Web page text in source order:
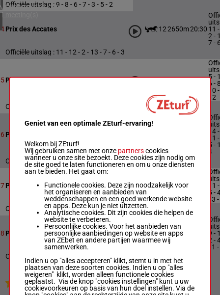
VERENIGDE STATEN
4 meeting(s)
Officiële uitslag : 9 - 8 - 6 - 7 - 3 - 5 - 2
4Prix des Accates 122650m20:30 11
2 -
7 -
Officiële uitslag : 11 - 12 - 2 - 13 - 7 - 6 - 3
5Prix de Joinville 132650m20:575 -
6 -
10
12
Officiële uitslag : 5 - 11 - 6 - 8 - 10 - 2 - 12
6 Prix d'Endoume
14
11
5 -
4
Officiële uitslag : 14 - 10 - 11 - 16 - 5 - 15 - 4
7Prix de Belcodène 12 2650m
11
5 -
- 3
Officiële uitslag : 11 - 10 - 5 - 4 - 1 - 3 - 6
8 Prix de l'Eure 10 2650m
9 -
2 -
- 1
Officiële uitslag : 9 - 10 - 2 - 4 - 6 - 1 - 8
Jouw favoriete paarden
Geniet van een optimale ZEturf-ervaring!
Welkom bij ZEturf!
Wij gebruiken samen met onze partnerscookies
wanneer u onze site bezoekt. Deze cookies zijn nodig om
de site goed te laten functioneren en om u onze diensten
aan te bieden. Het gaat om:
Functionele cookies. Deze zijn noodzakelijk voor
het organiseren en aanbieden van
weddenschappen en een goed werkende website
en apps. Deze kun je niet uitzetten.
Analytische cookies. Dit zijn cookies die helpen de
website te verbeteren.
Persoonlijke cookies. Voor het aanbieden van
persoonlijke aanbiedingen op website en apps
van ZEbet en andere partijen waarmee wij
samenwerken.
Indien u op "alles accepteren" klikt, stemt u in met het
plaatsen van deze soorten cookies. Indien u op "alles
weigeren" klikt, worden alleen functionele cookies
geplaatst. Via de knop "cookies instellingen" kunt u uw
cookievoorkeuren op basis van hun doel instellen. Via de